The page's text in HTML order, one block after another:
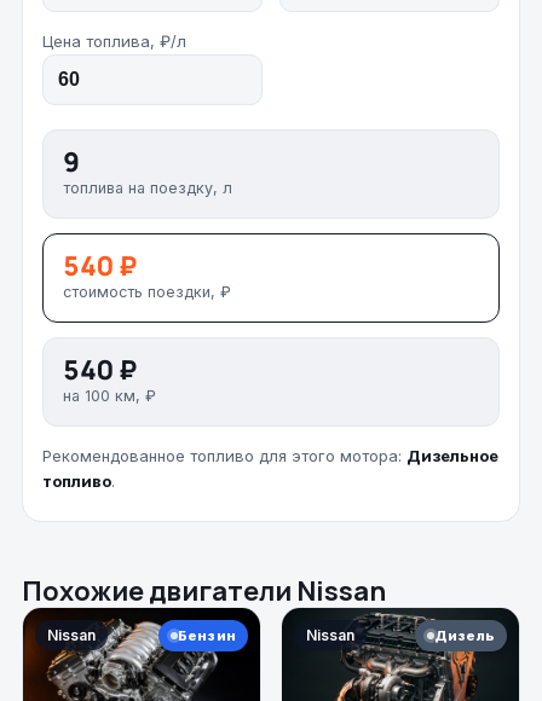
Цена топлива, ₽/л
9
топлива на поездку, л
540 ₽
стоимость поездки, ₽
540 ₽
на 100 км, ₽
Рекомендованное топливо для этого мотора: Дизельное
топливо.
Похожие двигатели Nissan
Nissan Бензин Nissan Дизель